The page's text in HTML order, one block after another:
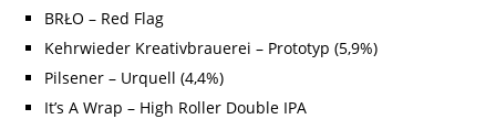
BRŁO – Red Flag
Kehrwieder Kreativbrauerei – Prototyp (5,9%)
Pilsener – Urquell (4,4%)
It’s A Wrap – High Roller Double IPA